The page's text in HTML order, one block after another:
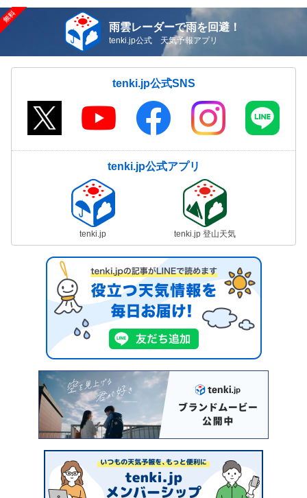
雨雲レーダーで雨を回避！
tenki.jp公式 天気予報アプリ
tenki.jp公式SNS
tenki.jp公式アプリ
tenki.jp tenki.jp 登山天気